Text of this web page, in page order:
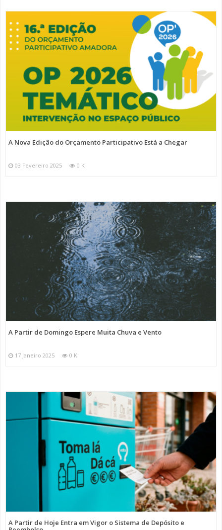
A Nova Edição do Orçamento Participativo Está a Chegar
03 Fevereiro 2025 0 K
A Partir de Domingo Espere Muita Chuva e Vento
17 Janeiro 2025 0 K
A Partir de Hoje Entra em Vigor o Sistema de Depósito e